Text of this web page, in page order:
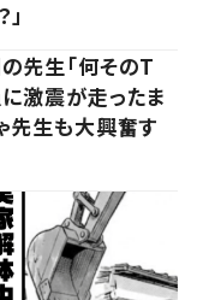
先生「何そのT
激震が走ったま
先生も大興奮す